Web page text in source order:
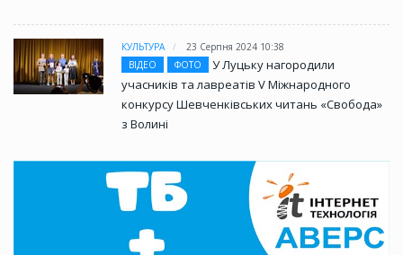
КУЛЬТУРА
23 Серпня 2024 10:38
ВІДЕО
ФОТО
У Луцьку нагородили
учасників та лавреатів V Міжнародного
конкурсу Шевченківських читань «Свобода»
з Волині